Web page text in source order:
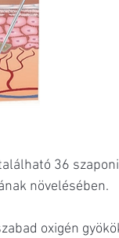
36
növelésében.
oxigén